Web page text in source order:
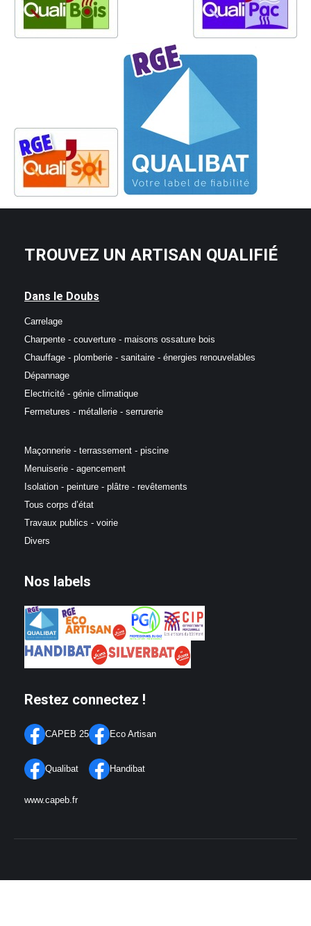
TROUVEZ UN ARTISAN QUALIFIÉ
Dans le Doubs
Carrelage
Charpente - couverture - maisons ossature bois
Chauffage - plomberie - sanitaire - énergies renouvelables
Dépannage
Electricité - génie climatique
Fermetures - métallerie - serrurerie
Maçonnerie - terrassement - piscine
Menuiserie - agencement
Isolation - peinture - plâtre - revêtements
Tous corps d’état
Travaux publics - voirie
Divers
Nos labels
Restez connectez !
CAPEB 25
Qualibat
Eco Artisan
Handibat
www.capeb.fr